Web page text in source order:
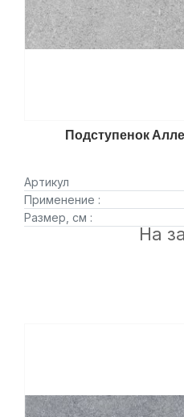
Подступенок
Артикул
Применение :
Размер, см :
На